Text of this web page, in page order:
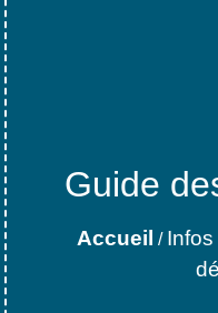
Guide
Accueil /